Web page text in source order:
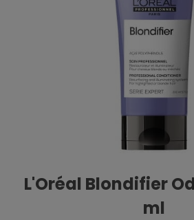
L'Oréal Blondifier
ml